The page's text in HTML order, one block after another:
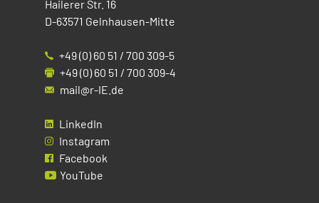
Hailerer Str. 16
D-63571 Gelnhausen-Mitte
+49 (0) 60 51 / 700 309-5
+49 (0) 60 51 / 700 309-4
mail@r-IE.de
LinkedIn
Instagram
Facebook
YouTube